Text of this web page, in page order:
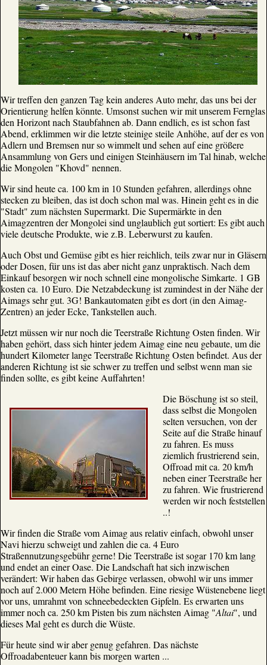
Wir treffen den ganzen Tag kein anderes Auto mehr, das uns bei der
Orientierung helfen könnte. Umsonst suchen wir mit unserem Fernglas
den Horizont nach Staubfahnen ab. Dann endlich, es ist schon fast
Abend, erklimmen wir die letzte steinige steile Anhöhe, auf der es von
Adlern und Bremsen nur so wimmelt und sehen auf eine größere
Ansammlung von Gers und einigen Steinhäusern im Tal hinab, welche
die Mongolen "Khovd" nennen.
Wir sind heute ca. 100 km in 10 Stunden gefahren, allerdings ohne
stecken zu bleiben, das ist doch schon mal was. Hinein geht es in die
"Stadt" zum nächsten Supermarkt. Die Supermärkte in den
Aimagzentren der Mongolei sind unglaublich gut sortiert: Es gibt auch
viele deutsche Produkte, wie z.B. Leberwurst zu kaufen.
Auch Obst und Gemüse gibt es hier reichlich, teils zwar nur in Gläsern
oder Dosen, für uns ist das aber nicht ganz unpraktisch. Nach dem
Einkauf besorgen wir noch schnell eine mongolische Simkarte. 1 GB
kosten ca. 10 Euro. Die Netzabdeckung ist zumindest in der Nähe der
Aimags sehr gut. 3G! Bankautomaten gibt es dort (in den Aimag-
Zentren) an jeder Ecke, Tankstellen auch.
Jetzt müssen wir nur noch die Teerstraße Richtung Osten finden. Wir
haben gehört, dass sich hinter jedem Aimag eine neu gebaute, um die
hundert Kilometer lange Teerstraße Richtung Osten befindet. Aus der
anderen Richtung ist sie schwer zu treffen und selbst wenn man sie
finden sollte, es gibt keine Auffahrten!
Die Böschung ist so steil,
dass selbst die Mongolen
selten versuchen, von der
Seite auf die Straße hinauf
zu fahren. Es muss
ziemlich frustrierend sein,
Offroad mit ca. 20 km/h
neben einer Teerstraße her
zu fahren. Wie frustrierend
werden wir noch feststellen
..!
Wir finden die Straße vom Aimag aus relativ einfach, obwohl unser
Navi hierzu schweigt und zahlen die ca. 4 Euro
Straßennutzungsgebühr gerne! Die Teerstraße ist sogar 170 km lang
und endet an einer Oase. Die Landschaft hat sich inzwischen
verändert: Wir haben das Gebirge verlassen, obwohl wir uns immer
noch auf 2.000 Metern Höhe befinden. Eine riesige Wüstenebene liegt
vor uns, umrahmt von schneebedeckten Gipfeln. Es erwarten uns
immer noch ca. 250 km Pisten bis zum nächsten Aimag "Altai", und
dieses Mal geht es durch die Wüste.
Für heute sind wir aber genug gefahren. Das nächste
Offroadabenteuer kann bis morgen warten ...